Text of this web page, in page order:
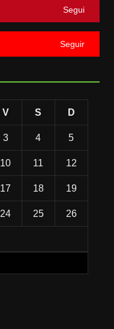
Segui
Seguir
V S D
3 4 5
10 11 12
17 18 19
24 25 26